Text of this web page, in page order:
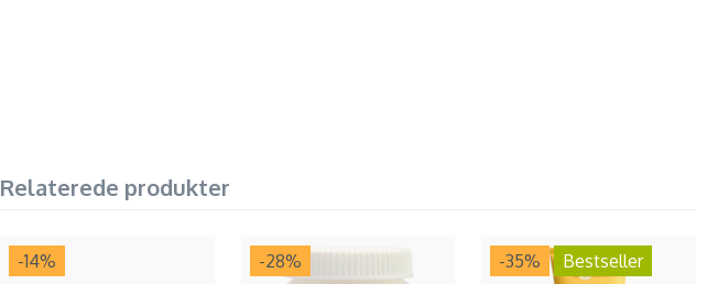
Relaterede produkter
-14% -28% -35% Bestseller